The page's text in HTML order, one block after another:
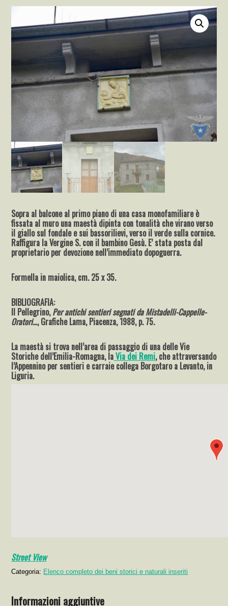
Sopra al balcone al primo piano di una casa monofamiliare è
fissata al muro una maestà dipinta con tonalità che virano verso
il giallo sul fondale e sui bassorilievi, verso il verde sulla cornice.
Raffigura la Vergine S. con il bambino Gesù. E’ stata posta dal
proprietario per devozione nell’immediato dopoguerra.
Formella in maiolica, cm. 25 x 35.
BIBLIOGRAFIA:
Il Pellegrino,Per antichi sentieri segnati da Mistadelli-Cappelle-
Oratori…, Grafiche Lama, Piacenza, 1988, p. 75.
La maestà si trova nell’area di passaggio di una delle Vie
Storiche dell’Emilia-Romagna, laVia dei Remi, che attraversando
l’Appennino per sentieri e carraie collega Borgotaro a Levanto, in
Liguria.
Street View
Categoria: Elenco completo dei beni storici e naturali inseriti
Informazioni aggiuntive